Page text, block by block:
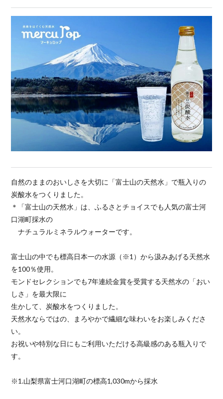
自然のままのおいしさを大切に「富士山の天然水」で瓶入りの
炭酸水をつくりました。
＊「富士山の天然水」は、ふるさとチョイスでも人気の富士河
口湖町採水の
ナチュラルミネラルウォーターです。
富士山の中でも標高日本一の水源（※1）から汲みあげる天然水
を100％使用。
モンドセレクションでも7年連続金賞を受賞する天然水の「おい
しさ」を最大限に
生かして、炭酸水をつくりました。
天然水ならではの、まろやかで繊細な味わいをお楽しみくださ
い。
お祝いや特別な日にもご利用いただける高級感のある瓶入りで
す。
※1.山梨県富士河口湖町の標高1,030mから採水